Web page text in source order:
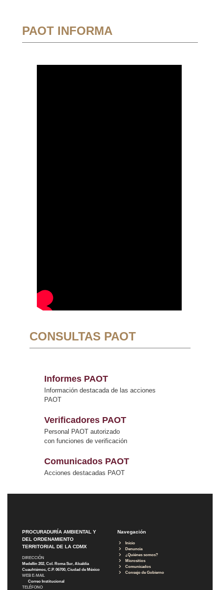
PAOT INFORMA
CONSULTAS PAOT
Informes PAOT
Información destacada de las acciones
PAOT
Verificadores PAOT
Personal PAOT autorizado
con funciones de verificación
Comunicados PAOT
Acciones destacadas PAOT
PROCURADURÍA AMBIENTAL Y
DEL ORDENAMIENTO
TERRITORIAL DE LA CDMX
DIRECCIÓN
Medellín 202, Col. Roma Sur, Alcaldía
Cuauhtémoc, C.P. 06700, Ciudad de México
WEB E-MAIL
Correo Institucional
TELÉFONO
Navegación
Inicio
Denuncia
¿Quiénes somos?
Micrositios
Comunicados
Consejo de Gobierno